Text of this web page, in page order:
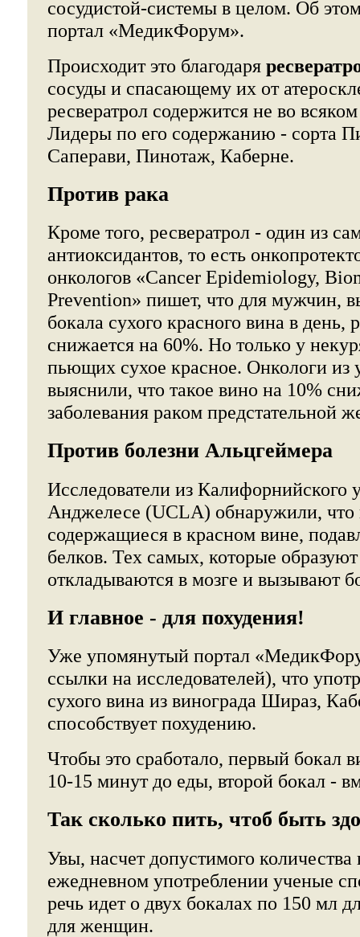
сосудистой-системы в целом. Об
портал «МедикФорум».
Происходит это благодаря
сосуды и спасающему их от
ресвератрол содержится не во
Лидеры по его содержанию - сорта
Саперави, Пинотаж, Каберне.
Против рака
Кроме того, ресвератрол - один из
антиоксидантов, то есть
онкологов «Cancer Epidemiology,
Prevention» пишет, что для мужчин,
бокала сухого красного вина в день,
снижается на 60%. Но только у
пьющих сухое красное. Онкологи из
выяснили, что такое вино на 10%
заболевания раком предстательной
Против болезни Альцгеймера
Исследователи из Калифорнийского
Анджелесе (UCLA) обнаружили,
содержащиеся в красном вине,
белков. Тех самых, которые
откладываются в мозге и вызывают
И главное - для похудения!
Уже упомянутый портал
ссылки на исследователей), что
сухого вина из винограда Шираз,
способствует похудению.
Чтобы это сработало, первый бокал
10-15 минут до еды, второй бокал -
Так сколько пить, чтоб быть
Увы, насчет допустимого количества
ежедневном употреблении ученые
речь идет о двух бокалах по 150 мл
для женщин.